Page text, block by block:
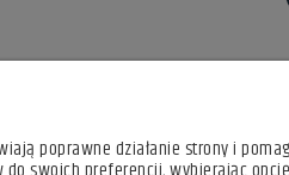
poprawne działanie strony i